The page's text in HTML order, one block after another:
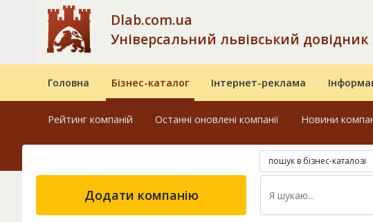
Dlab.com.ua
Універсальний львівський довідник
Головна Бізнес-каталог Інтернет-реклама
Рейтинг компаній Останні оновлені компанії Новини
пошук в бізнес-каталозі
Додати компанію